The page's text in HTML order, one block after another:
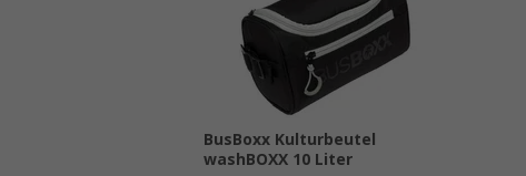
BusBoxx Kulturbeutel
washBOXX 10 Liter